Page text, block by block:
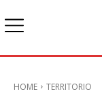
HOME TERRITORIO